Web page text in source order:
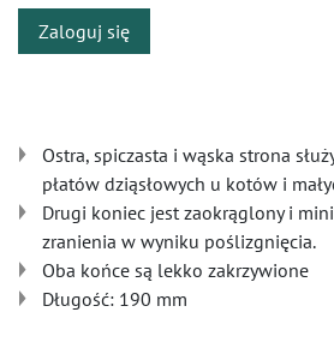
Zaloguj się
Ostra, spiczasta i wąska strona
płatów dziąsłowych u kotów i
Drugi koniec jest zaokrąglony i
zranienia w wyniku poślizgnięcia.
Oba końce są lekko zakrzywione
Długość: 190 mm